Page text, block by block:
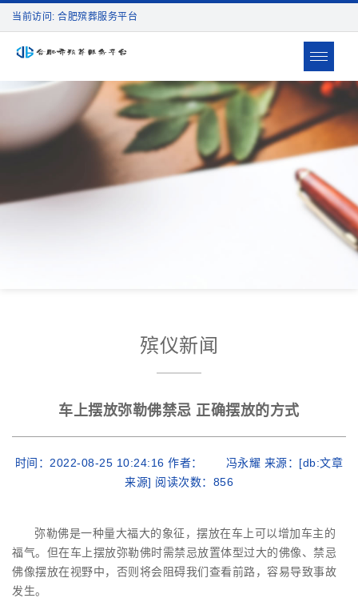
当前访问: 合肥殡葬服务平台
Toggle
殡仪新闻
车上摆放弥勒佛禁忌 正确摆放的方式
时间：2022-08-25 10:24:16 作者： 冯永耀 来源：[db:文章
来源] 阅读次数： 856
弥勒佛是一种量大福大的象征，摆放在车上可以增加车主的
福气。但在车上摆放弥勒佛时需禁忌放置体型过大的佛像、禁忌
佛像摆放在视野中，否则将会阻碍我们查看前路，容易导致事故
发生。